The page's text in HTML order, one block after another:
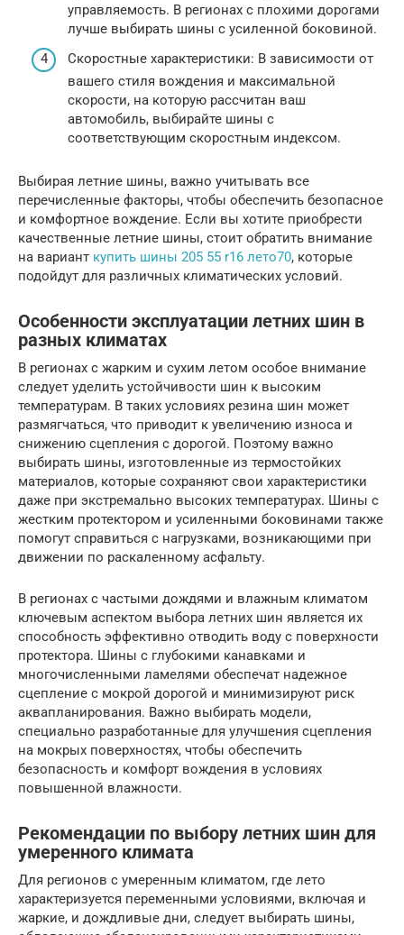
управляемость. В регионах с плохими дорогами
лучше выбирать шины с усиленной боковиной.
Скоростные характеристики: В зависимости от
вашего стиля вождения и максимальной
скорости, на которую рассчитан ваш
автомобиль, выбирайте шины с
соответствующим скоростным индексом.
Выбирая летние шины, важно учитывать все
перечисленные факторы, чтобы обеспечить безопасное
и комфортное вождение. Если вы хотите приобрести
качественные летние шины, стоит обратить внимание
на вариант купить шины 205 55 r16 лето70, которые
подойдут для различных климатических условий.
Особенности эксплуатации летних шин в
разных климатах
В регионах с жарким и сухим летом особое внимание
следует уделить устойчивости шин к высоким
температурам. В таких условиях резина шин может
размягчаться, что приводит к увеличению износа и
снижению сцепления с дорогой. Поэтому важно
выбирать шины, изготовленные из термостойких
материалов, которые сохраняют свои характеристики
даже при экстремально высоких температурах. Шины с
жестким протектором и усиленными боковинами также
помогут справиться с нагрузками, возникающими при
движении по раскаленному асфальту.
В регионах с частыми дождями и влажным климатом
ключевым аспектом выбора летних шин является их
способность эффективно отводить воду с поверхности
протектора. Шины с глубокими канавками и
многочисленными ламелями обеспечат надежное
сцепление с мокрой дорогой и минимизируют риск
аквапланирования. Важно выбирать модели,
специально разработанные для улучшения сцепления
на мокрых поверхностях, чтобы обеспечить
безопасность и комфорт вождения в условиях
повышенной влажности.
Рекомендации по выбору летних шин для
умеренного климата
Для регионов с умеренным климатом, где лето
характеризуется переменными условиями, включая и
жаркие, и дождливые дни, следует выбирать шины,